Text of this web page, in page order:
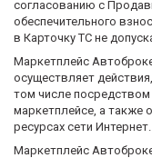
согласованию с
обеспечительного
в Карточку ТС не
Маркетплейс
осуществляет
том числе
маркетплейсе, а также
ресурсах сети Интернет.
Маркетплейс